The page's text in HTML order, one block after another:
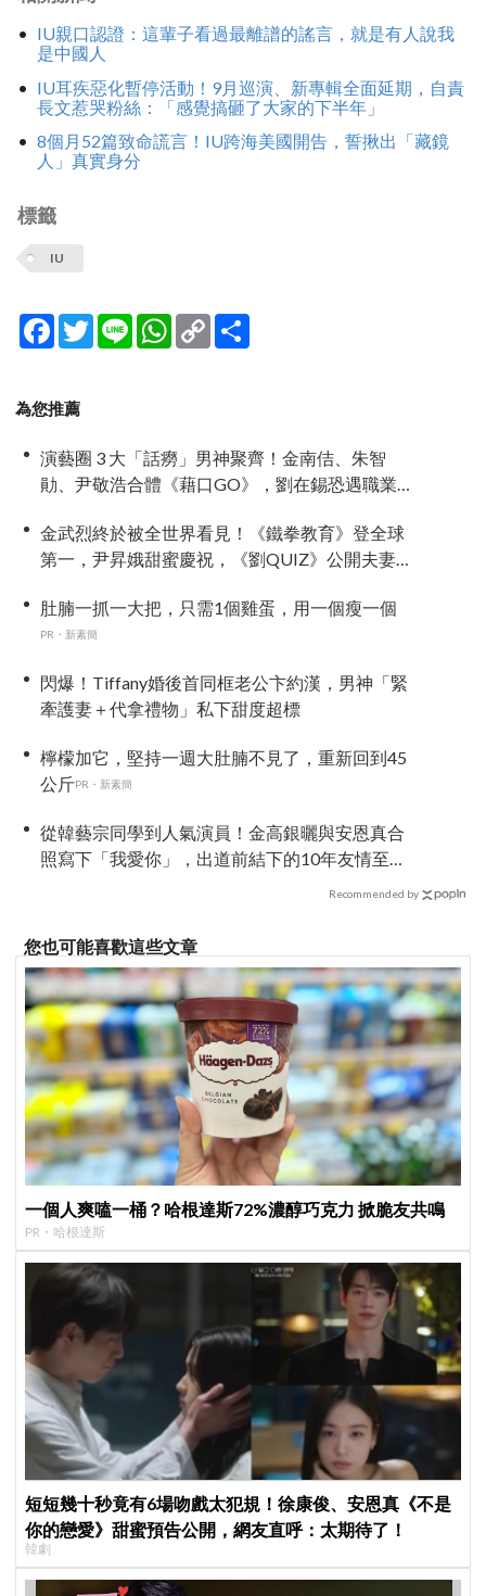
IU親口認證：這輩子看過最離譜的謠言，就是有人說我
是中國人
IU耳疾惡化暫停活動！9月巡演、新專輯全面延期，自責
長文惹哭粉絲：「感覺搞砸了大家的下半年」
8個月52篇致命謊言！IU跨海美國開告，誓揪出「藏鏡
人」真實身分
標籤
IU
Facebook
TwitterLine WhatsApp
Copy
Link
為您推薦
演藝圈 3 大「話癆」男神聚齊！金南佶、朱智
勛、尹敬浩合體《藉口GO》，劉在錫恐遇職業生
金武烈終於被全世界看見！《鐵拳教育》登全球
第一，尹昇娥甜蜜慶祝，《劉QUIZ》公開夫妻相
肚腩一抓一大把，只需1個雞蛋，用一個瘦一個
PR・新素簡
閃爆！Tiffany婚後首同框老公卞約漢，男神「緊
牽護妻＋代拿禮物」私下甜度超標
檸檬加它，堅持一週大肚腩不見了，重新回到45
公斤PR・新素簡
從韓藝宗同學到人氣演員！金高銀曬與安恩真合
照寫下「我愛你」，出道前結下的10年友情至今
Recommended by
您也可能喜歡這些文章
一個人爽嗑一桶？哈根達斯72%濃醇巧克力 掀脆友共鳴
PR・哈根達斯
短短幾十秒竟有6場吻戲太犯規！徐康俊、安恩真《不是
你的戀愛》甜蜜預告公開，網友直呼：太期待了！
韓劇